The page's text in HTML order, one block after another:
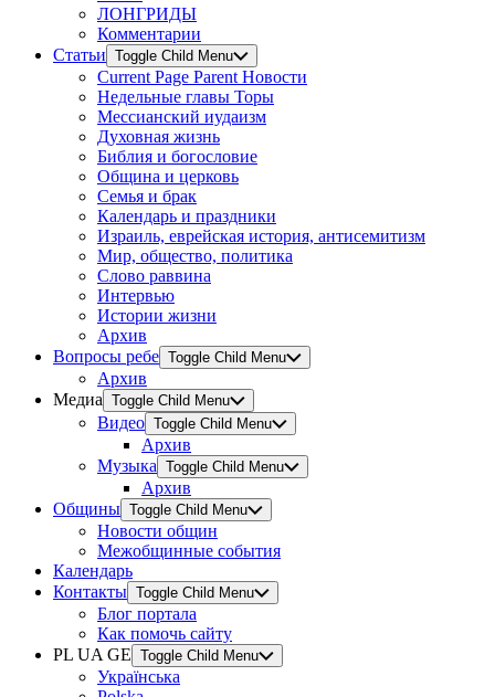
ЛОНГРИДЫ
Комментарии
Статьи Toggle Child Menu
Current Page Parent Новости
Недельные главы Торы
Мессианский иудаизм
Духовная жизнь
Библия и богословие
Община и церковь
Семья и брак
Календарь и праздники
Израиль, еврейская история, антисемитизм
Мир, общество, политика
Слово раввина
Интервью
Истории жизни
Архив
Вопросы ребе Toggle Child Menu
Архив
Медиа Toggle Child Menu
Видео Toggle Child Menu
Архив
Музыка Toggle Child Menu
Архив
Общины Toggle Child Menu
Новости общин
Межобщинные события
Календарь
Контакты Toggle Child Menu
Блог портала
Как помочь сайту
PL UA GE Toggle Child Menu
Українська